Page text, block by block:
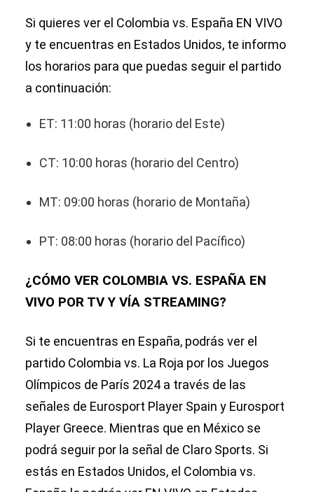
Si quieres ver el Colombia vs. España EN VIVO
y te encuentras en Estados Unidos, te informo
los horarios para que puedas seguir el partido
a continuación:
ET: 11:00 horas (horario del Este)
CT: 10:00 horas (horario del Centro)
MT: 09:00 horas (horario de Montaña)
PT: 08:00 horas (horario del Pacífico)
¿CÓMO VER COLOMBIA VS. ESPAÑA EN
VIVO POR TV Y VÍA STREAMING?
Si te encuentras en España, podrás ver el
partido Colombia vs. La Roja por los Juegos
Olímpicos de París 2024 a través de las
señales de Eurosport Player Spain y Eurosport
Player Greece. Mientras que en México se
podrá seguir por la señal de Claro Sports. Si
estás en Estados Unidos, el Colombia vs.